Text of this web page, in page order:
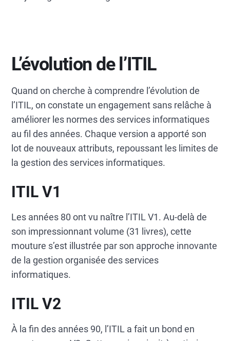
L’évolution de l’ITIL
Quand on cherche à comprendre l’évolution de
l’ITIL, on constate un engagement sans relâche à
améliorer les normes des services informatiques
au fil des années. Chaque version a apporté son
lot de nouveaux attributs, repoussant les limites de
la gestion des services informatiques.
ITIL V1
Les années 80 ont vu naître l’ITIL V1. Au-delà de
son impressionnant volume (31 livres), cette
mouture s’est illustrée par son approche innovante
de la gestion organisée des services
informatiques.
ITIL V2
À la fin des années 90, l’ITIL a fait un bond en